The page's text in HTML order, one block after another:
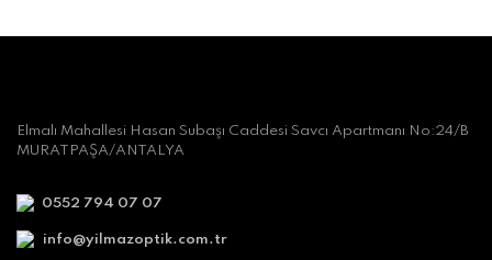
Elmalı Mahallesi Hasan Subaşı Caddesi Savcı Apartmanı No:24/B
MURATPAŞA/ANTALYA
0552 794 07 07
info@yilmazoptik.com.tr